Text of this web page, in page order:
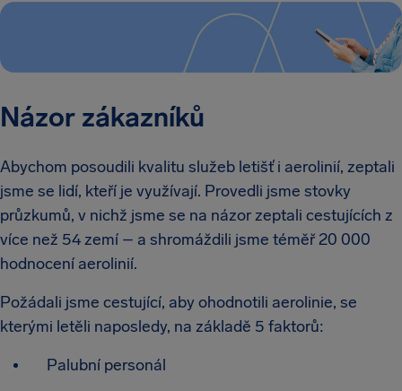
Názor zákazníků
Abychom posoudili kvalitu služeb letišť i aerolinií, zeptali
jsme se lidí, kteří je využívají. Provedli jsme stovky
průzkumů, v nichž jsme se na názor zeptali cestujících z
více než 54 zemí – a shromáždili jsme téměř 20 000
hodnocení aerolinií.
Požádali jsme cestující, aby ohodnotili aerolinie, se
kterými letěli naposledy, na základě 5 faktorů:
Palubní personál